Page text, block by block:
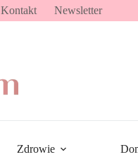
Kontakt Newsletter
Zdrowie